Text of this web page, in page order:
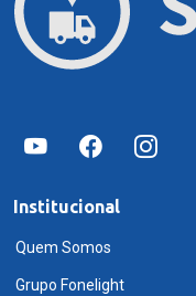
Institucional
Quem Somos
Grupo Fonelight